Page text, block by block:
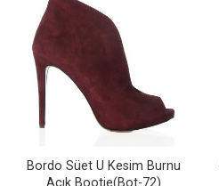
Bordo Süet U Kesim Burnu
Açık Bootie(Bot-72)